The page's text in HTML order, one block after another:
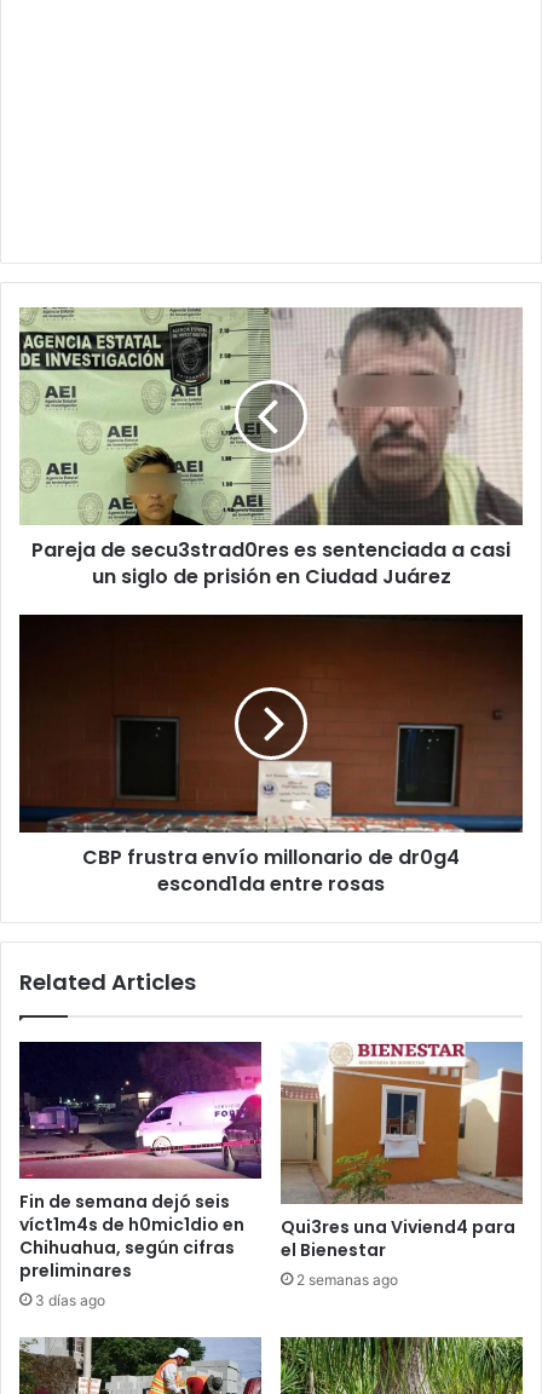
Pareja
de
secu3strad0res
es
sentenciada
casi
un
siglo
dePareja de secu3strad0res es sentenciada a casi
un siglo de prisión en Ciudad Juárez
entre
rosas
CBP frustra envío millonario de dr0g4
escond1da entre rosas
Related Articles
Fin de semana dejó seis
víct1m4s de h0mic1dio en
Chihuahua, según cifras
preliminares
3 días ago
Qui3res una Viviend4 para
el Bienestar
2 semanas ago